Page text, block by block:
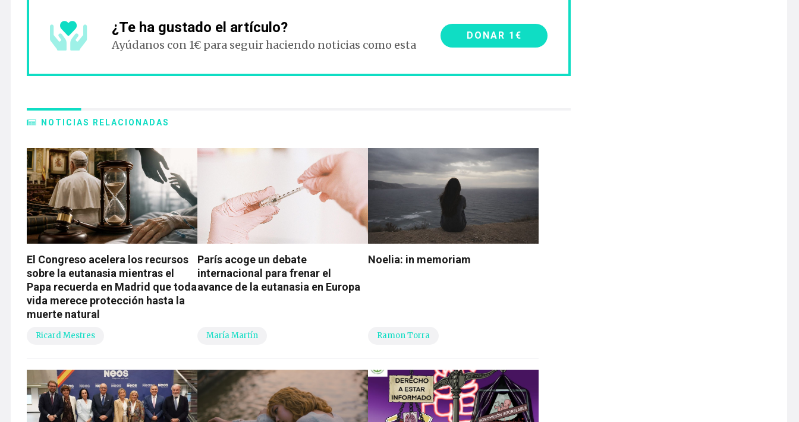
¿Te ha gustado el artículo?
Ayúdanos con 1€ para seguir haciendo noticias como esta
DONAR 1€
NOTICIAS RELACIONADAS
El Congreso acelera los recursos
sobre la eutanasia mientras el
Papa recuerda en Madrid que toda
vida merece protección hasta la
muerte natural
Ricard Mestres
París acoge un debate
internacional para frenar el
avance de la eutanasia en Europa
María Martín
Noelia: in memoriam
Ramon Torra